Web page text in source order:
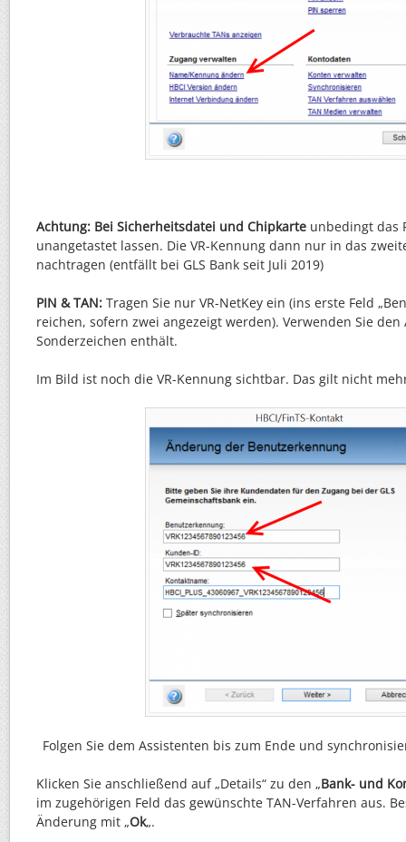
Achtung: Bei Sicherheitsdatei und Chipkarte unbedingt das
unangetastet lassen. Die VR-Kennung dann nur in das
nachtragen (entfällt bei GLS Bank seit Juli 2019)
PIN & TAN: Tragen Sie nur VR-NetKey ein (ins erste Feld
reichen, sofern zwei angezeigt werden). Verwenden Sie
Sonderzeichen enthält.
Im Bild ist noch die VR-Kennung sichtbar. Das gilt nicht
Folgen Sie dem Assistenten bis zum Ende und
Klicken Sie anschließend auf „Details“ zu den „Bank- und
im zugehörigen Feld das gewünschte TAN-Verfahren aus.
Änderung mit „Ok„.